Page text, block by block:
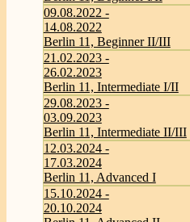
09.08.2022 -
14.08.2022
Berlin 11, Beginner II/III
21.02.2023 -
26.02.2023
Berlin 11, Intermediate I/II
29.08.2023 -
03.09.2023
Berlin 11, Intermediate II/III
12.03.2024 -
17.03.2024
Berlin 11, Advanced I
15.10.2024 -
20.10.2024